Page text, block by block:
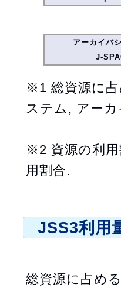
アーカイバ
J-
※1 総資源に
ステム, アー
※2 資源の利用
用割合.
JSS3利用
総資源に占め